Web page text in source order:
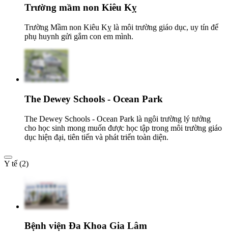
Trường mầm non Kiêu Kỵ
Trường Mầm non Kiêu Kỵ là môi trường giáo dục, uy tín để
phụ huynh gửi gắm con em mình.
The Dewey Schools - Ocean Park
The Dewey Schools - Ocean Park là ngôi trường lý tưởng
cho học sinh mong muốn được học tập trong môi trường giáo
dục hiện đại, tiên tiến và phát triển toàn diện.
Y tế (2)
Bệnh viện Đa Khoa Gia Lâm